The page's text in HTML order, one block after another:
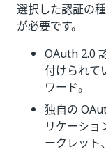
選択した認証の
が必要です。
OAuth 2.0
付けられて
ワード。
独自の
リケーショ
ークレット